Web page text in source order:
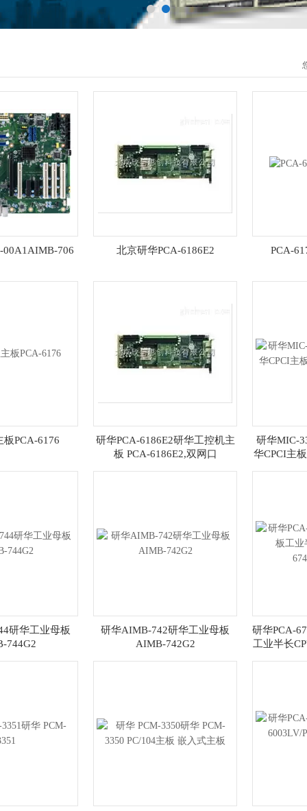
706 北京研华PCA-6186E2 PCA-
PCA-6176
研华PCA-6186E2研华工控机主
板 PCA-6186E2,双网口
研华MIC-
华CPCI主
研华工业母板
744G2
研华AIMB-742研华工业母板
AIMB-742G2
研华PCA-
工业半长